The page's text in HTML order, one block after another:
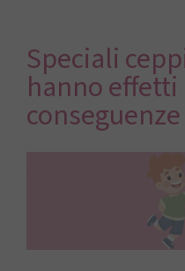
Speciali
hanno